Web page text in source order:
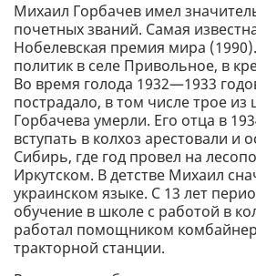
Михаил Горбачев имел
почетных званий. Самая
Нобелевская премия мира
политик в селе Привольное, в
Во время голода 1932—1933
пострадало, в том числе трое из
Горбачева умерли. Его отца в
вступать в колхоз арестовали и
Сибирь, где год провел на
Иркутском. В детстве Михаил
украинском языке. С 13 лет
обучение в школе с работой в
работал помощником
тракторной станции.